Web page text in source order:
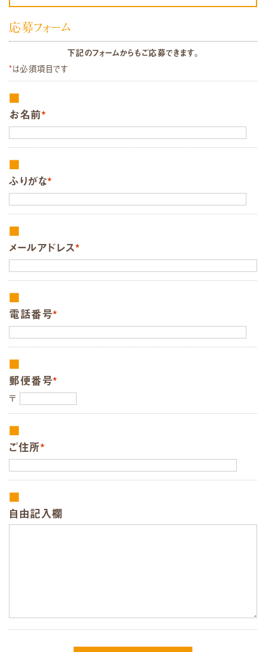
応募フォーム
下記のフォームからもご応募できます。
*は必須項目です
お名前*
ふりがな*
メールアドレス*
電話番号*
郵便番号*
〒
ご住所*
自由記入欄